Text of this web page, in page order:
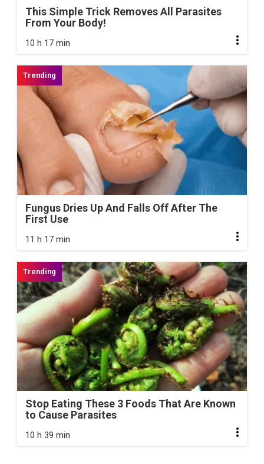
This Simple Trick Removes All Parasites
From Your Body!
10 h 17 min
Fungus Dries Up And Falls Off After The
First Use
11 h 17 min
Stop Eating These 3 Foods That Are Known
to Cause Parasites
10 h 39 min